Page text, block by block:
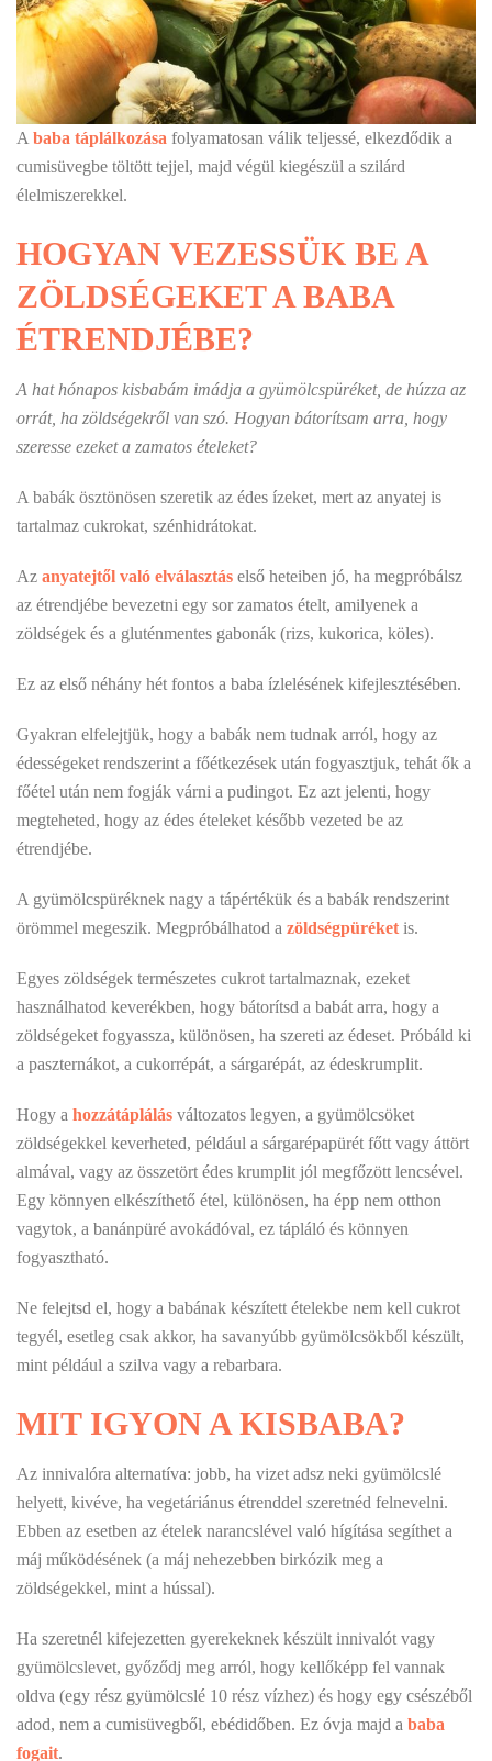
A baba táplálkozása folyamatosan válik teljessé, elkezdődik a
cumisüvegbe töltött tejjel, majd végül kiegészül a szilárd
élelmiszerekkel.
HOGYAN VEZESSÜK BE A
ZÖLDSÉGEKET A BABA
ÉTRENDJÉBE?
A hat hónapos kisbabám imádja a gyümölcspüréket, de húzza az
orrát, ha zöldségekről van szó. Hogyan bátorítsam arra, hogy
szeresse ezeket a zamatos ételeket?
A babák ösztönösen szeretik az édes ízeket, mert az anyatej is
tartalmaz cukrokat, szénhidrátokat.
Az anyatejtől való elválasztás első heteiben jó, ha megpróbálsz
az étrendjébe bevezetni egy sor zamatos ételt, amilyenek a
zöldségek és a gluténmentes gabonák (rizs, kukorica, köles).
Ez az első néhány hét fontos a baba ízlelésének kifejlesztésében.
Gyakran elfelejtjük, hogy a babák nem tudnak arról, hogy az
édességeket rendszerint a főétkezések után fogyasztjuk, tehát ők a
főétel után nem fogják várni a pudingot. Ez azt jelenti, hogy
megteheted, hogy az édes ételeket később vezeted be az
étrendjébe.
A gyümölcspüréknek nagy a tápértékük és a babák rendszerint
örömmel megeszik. Megpróbálhatod a zöldségpüréket is.
Egyes zöldségek természetes cukrot tartalmaznak, ezeket
használhatod keverékben, hogy bátorítsd a babát arra, hogy a
zöldségeket fogyassza, különösen, ha szereti az édeset. Próbáld ki
a paszternákot, a cukorrépát, a sárgarépát, az édeskrumplit.
Hogy a hozzátáplálás változatos legyen, a gyümölcsöket
zöldségekkel keverheted, például a sárgarépapürét főtt vagy áttört
almával, vagy az összetört édes krumplit jól megfőzött lencsével.
Egy könnyen elkészíthető étel, különösen, ha épp nem otthon
vagytok, a banánpüré avokádóval, ez tápláló és könnyen
fogyasztható.
Ne felejtsd el, hogy a babának készített ételekbe nem kell cukrot
tegyél, esetleg csak akkor, ha savanyúbb gyümölcsökből készült,
mint például a szilva vagy a rebarbara.
MIT IGYON A KISBABA?
Az innivalóra alternatíva: jobb, ha vizet adsz neki gyümölcslé
helyett, kivéve, ha vegetáriánus étrenddel szeretnéd felnevelni.
Ebben az esetben az ételek narancslével való hígítása segíthet a
máj működésének (a máj nehezebben birkózik meg a
zöldségekkel, mint a hússal).
Ha szeretnél kifejezetten gyerekeknek készült innivalót vagy
gyümölcslevet, győződj meg arról, hogy kellőképp fel vannak
oldva (egy rész gyümölcslé 10 rész vízhez) és hogy egy csészéből
adod, nem a cumisüvegből, ebédidőben. Ez óvja majd a baba
fogait.